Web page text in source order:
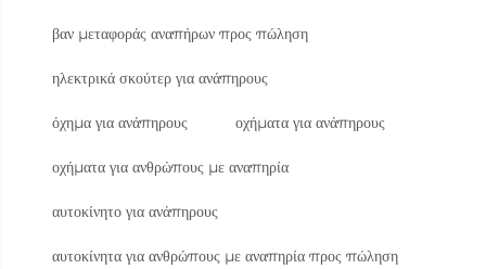
βαν μεταφοράς αναπήρων προς πώληση
ηλεκτρικά σκούτερ για ανάπηρους
όχημα για ανάπηρους οχήματα για ανάπηρους
οχήματα για ανθρώπους με αναπηρία
αυτοκίνητο για ανάπηρους
αυτοκίνητα για ανθρώπους με αναπηρία προς πώληση